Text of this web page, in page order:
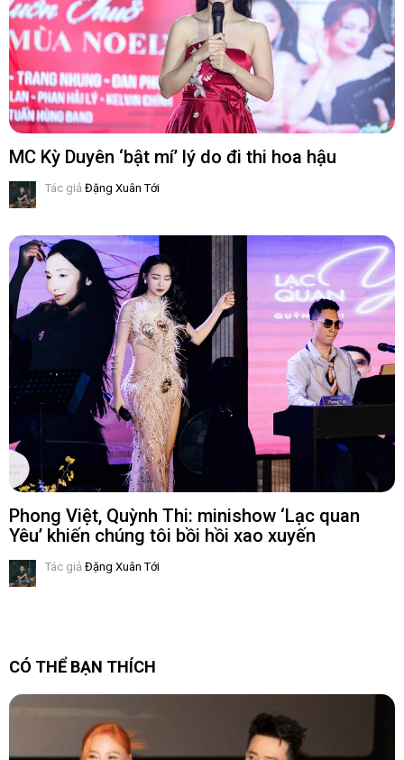
MC Kỳ Duyên ‘bật mí’ lý do đi thi hoa hậu
Tác giả Đặng Xuân Tới
Phong Việt, Quỳnh Thi: minishow ‘Lạc quan
Yêu’ khiến chúng tôi bồi hồi xao xuyến
Tác giả Đặng Xuân Tới
CÓ THỂ BẠN THÍCH